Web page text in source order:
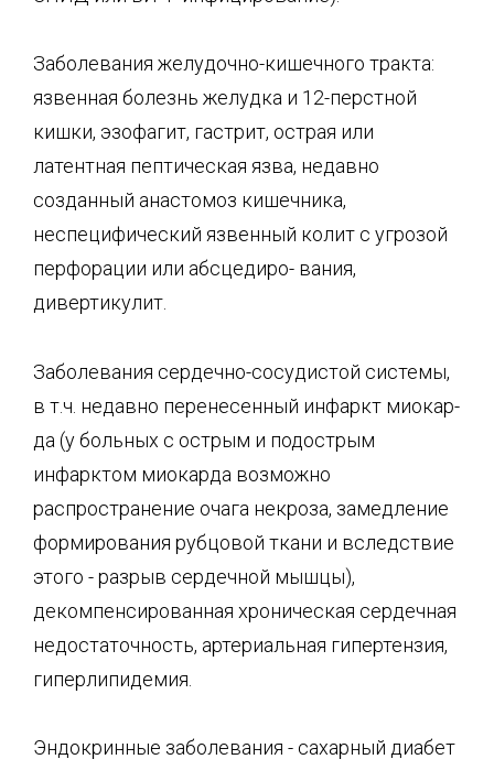
Заболевания желудочно-кишечного тракта:
язвенная болезнь желудка и 12-перстной
киш­ки, эзофагит, гастрит, острая или
латентная пептическая язва, недавно
созданный анасто­моз кишечника,
неспецифический язвенный колит с угрозой
перфорации или абсцедиро- вания,
дивертикулит.
Заболевания сердечно-сосудистой системы,
в т.ч. недавно перенесенный инфаркт миокар­
да (у больных с острым и подострым
инфарктом миокарда возможно
распространение очага некроза, замедление
формирования рубцовой ткани и вследствие
этого - разрыв сер­дечной мышцы),
декомпенсированная хроническая сердечная
недостаточность, артери­альная гипертензия,
гиперлипидемия.
Эндокринные заболевания - сахарный диабет